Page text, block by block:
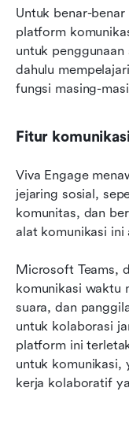
Untuk benar-
platform
untuk
dahulu
fungsi masing-
Fitur
Viva Engage
jejaring sosial,
komunitas, dan
alat komunikasi ini
Microsoft Teams,
komunikasi waktu
suara, dan
untuk kolaborasi
platform ini
untuk komunikasi,
kerja kolaboratif